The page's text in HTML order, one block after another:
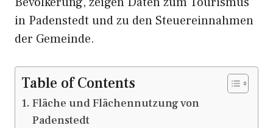
in Padenstedt und zu den Steuereinnahmen
der Gemeinde.
Table of Contents
Fläche und Flächennutzung von
Padenstedt